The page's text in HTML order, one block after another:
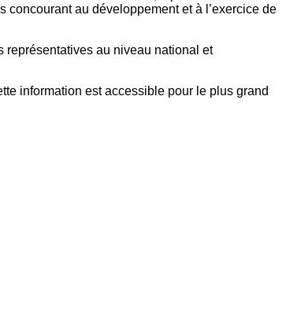
au développement et à l’exercice de
représentatives au niveau national et
information est accessible pour le plus grand